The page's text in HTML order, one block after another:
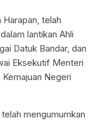
telah
lantikan Ahli
Datuk Bandar, dan
Eksekutif Menteri
Negeri
mengumumkan